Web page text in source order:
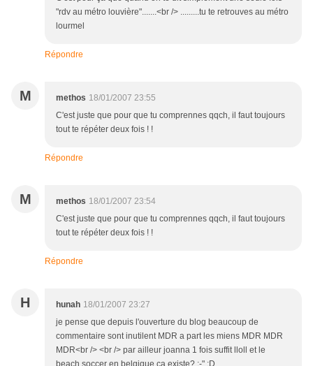
"rdv au métro louvière".......<br /> .........tu te retrouves au métro
lourmel
Répondre
M methos 18/01/2007 23:55
C'est juste que pour que tu comprennes qqch, il faut toujours
tout te répéter deux fois ! !
Répondre
M methos 18/01/2007 23:54
C'est juste que pour que tu comprennes qqch, il faut toujours
tout te répéter deux fois ! !
Répondre
H hunah 18/01/2007 23:27
je pense que depuis l'ouverture du blog beaucoup de
commentaire sont inutilent MDR a part les miens MDR MDR
MDR<br /> <br /> par ailleur joanna 1 fois suffit lloll et le
beach soccer en belgique ca existe? :-" :D